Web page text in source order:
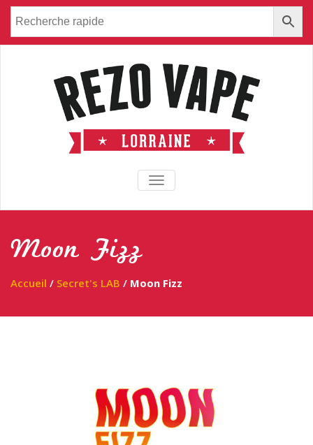
TOGGLE NAVIGATION
Moon Fizz
Accueil / Secret's LAB / Moon Fizz